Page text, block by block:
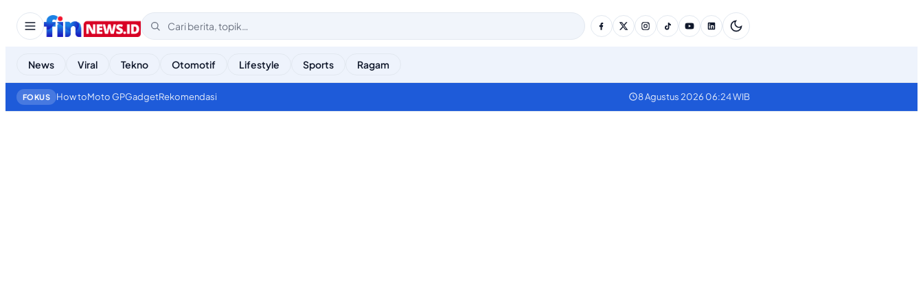
News Viral Tekno Otomotif Lifestyle Sports Ragam
FOKUS How toMoto GPGadgetRekomendasi 8 Agustus 2026 06:24 WIB